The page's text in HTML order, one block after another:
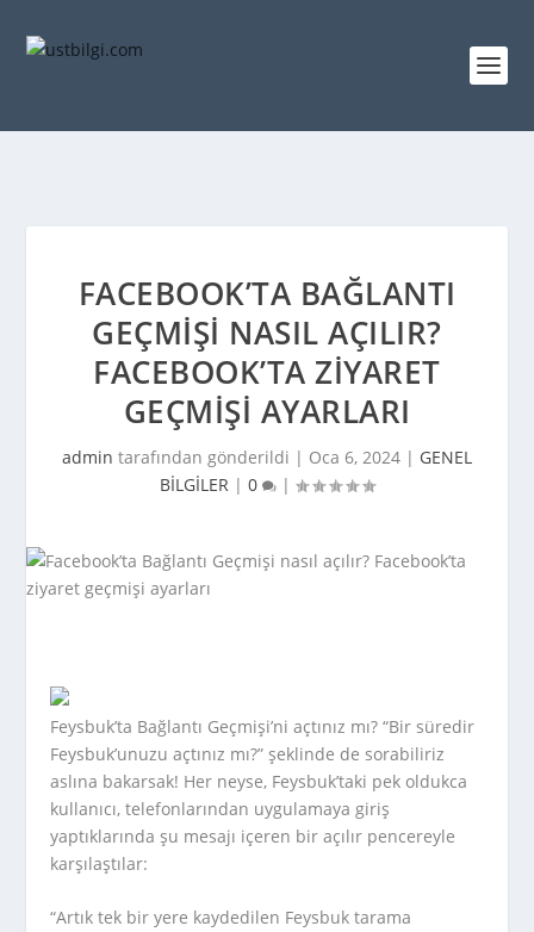
FACEBOOK’TA BAĞLANTI
GEÇMIŞI NASIL AÇILIR?
FACEBOOK’TA ZIYARET
GEÇMIŞI AYARLARI
admin tarafından gönderildi | Oca 6, 2024 | GENEL
BİLGİLER | 0 |
Feysbuk’ta Bağlantı Geçmişi’ni açtınız mı? “Bir süredir
Feysbuk’unuzu açtınız mı?” şeklinde de sorabiliriz
aslına bakarsak! Her neyse, Feysbuk’taki pek oldukca
kullanıcı, telefonlarından uygulamaya giriş
yaptıklarında şu mesajı içeren bir açılır pencereyle
karşılaştılar:
“Artık tek bir yere kaydedilen Feysbuk tarama